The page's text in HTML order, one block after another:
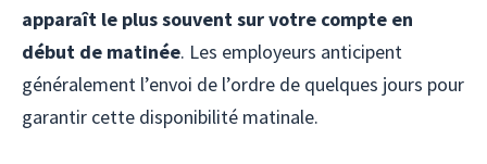
apparaît le plus souvent sur votre compte en
début de matinée. Les employeurs anticipent
généralement l’envoi de l’ordre de quelques jours pour
garantir cette disponibilité matinale.